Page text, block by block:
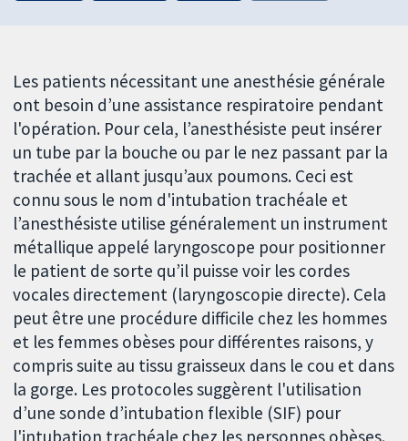
Les patients nécessitant une anesthésie générale
ont besoin d’une assistance respiratoire pendant
l'opération. Pour cela, l’anesthésiste peut insérer
un tube par la bouche ou par le nez passant par la
trachée et allant jusqu’aux poumons. Ceci est
connu sous le nom d'intubation trachéale et
l’anesthésiste utilise généralement un instrument
métallique appelé laryngoscope pour positionner
le patient de sorte qu’il puisse voir les cordes
vocales directement (laryngoscopie directe). Cela
peut être une procédure difficile chez les hommes
et les femmes obèses pour différentes raisons, y
compris suite au tissu graisseux dans le cou et dans
la gorge. Les protocoles suggèrent l'utilisation
d’une sonde d’intubation flexible (SIF) pour
l'intubation trachéale chez les personnes obèses.